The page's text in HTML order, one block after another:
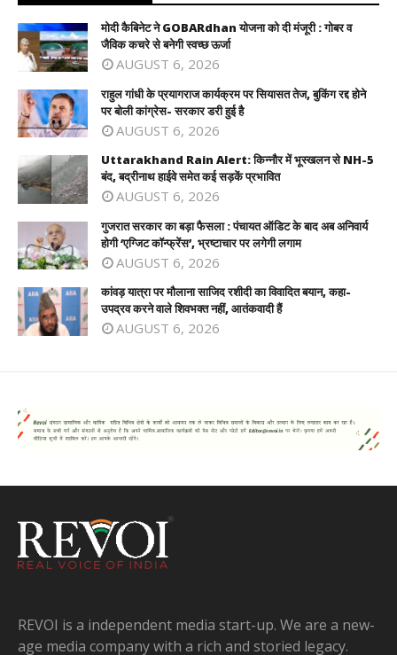
मोदी कैबिनेट ने GOBARdhan योजना को दी मंजूरी : गोबर व
जैविक कचरे से बनेगी स्वच्छ ऊर्जा
AUGUST 6, 2026
राहुल गांधी के प्रयागराज कार्यक्रम पर सियासत तेज, बुकिंग रद्द होने
पर बोली कांग्रेस- सरकार डरी हुई है
AUGUST 6, 2026
Uttarakhand Rain Alert: किन्नौर में भूस्खलन से NH-5
बंद, बद्रीनाथ हाईवे समेत कई सड़कें प्रभावित
AUGUST 6, 2026
गुजरात सरकार का बड़ा फैसला : पंचायत ऑडिट के बाद अब अनिवार्य
होगी ‘एग्जिट कॉन्फ्रेंस’, भ्रष्टाचार पर लगेगी लगाम
AUGUST 6, 2026
कांवड़ यात्रा पर मौलाना साजिद रशीदी का विवादित बयान, कहा-
उपद्रव करने वाले शिवभक्त नहीं, आतंकवादी हैं
AUGUST 6, 2026
REVOI is a independent media start-up. We are a new-
age media company with a rich and storied legacy.